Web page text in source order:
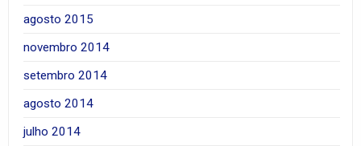
agosto 2015
novembro 2014
setembro 2014
agosto 2014
julho 2014